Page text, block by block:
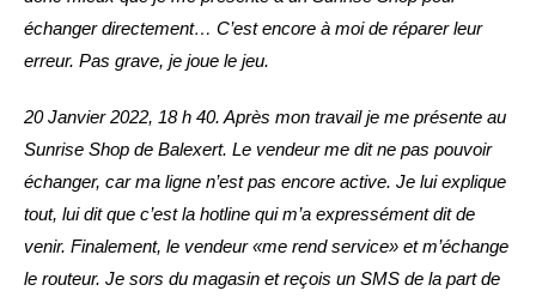
échanger directement… C’est encore à moi de réparer leur
erreur. Pas grave, je joue le jeu.
20 Janvier 2022, 18 h 40. Après mon travail je me présente au
Sunrise Shop de Balexert. Le vendeur me dit ne pas pouvoir
échanger, car ma ligne n’est pas encore active. Je lui explique
tout, lui dit que c’est la hotline qui m’a expressément dit de
venir. Finalement, le vendeur «me rend service» et m’échange
le routeur. Je sors du magasin et reçois un SMS de la part de